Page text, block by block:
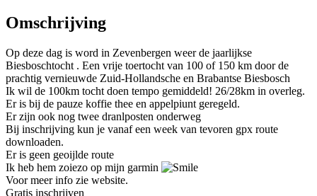
Omschrijving
Op deze dag is word in Zevenbergen weer de jaarlijkse
Biesboschtocht . Een vrije toertocht van 100 of 150 km door de
prachtig vernieuwde Zuid-Hollandsche en Brabantse Biesbosch
Ik wil de 100km tocht doen tempo gemiddeld! 26/28km in overleg.
Er is bij de pauze koffie thee en appelpiunt geregeld.
Er zijn ook nog twee dranlposten onderweg
Bij inschrijving kun je vanaf een week van tevoren gpx route
downloaden.
Er is geen geoijlde route
Ik heb hem zoiezo op mijn garmin
Voor meer info zie website.
Gratis inschrijven